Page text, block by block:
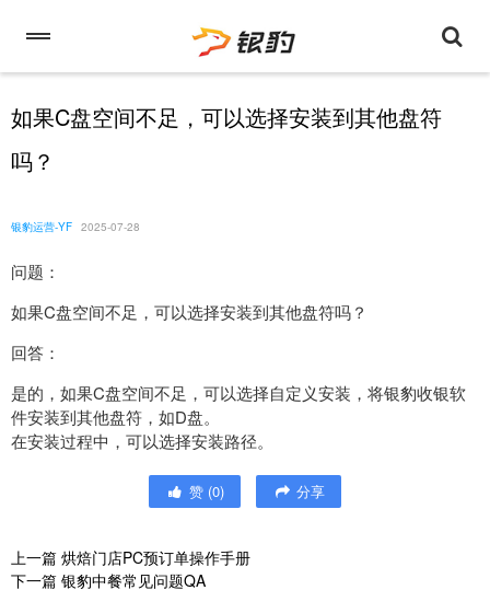
如果C盘空间不足，可以选择安装到其他盘符
吗？
银豹运营-YF 2025-07-28
问题：
如果C盘空间不足，可以选择安装到其他盘符吗？
回答：
是的，如果C盘空间不足，可以选择自定义安装，将银豹收银软
件安装到其他盘符，如D盘。
在安装过程中，可以选择安装路径。
赞 (0) 分享
上一篇 烘焙门店PC预订单操作手册
下一篇 银豹中餐常见问题QA